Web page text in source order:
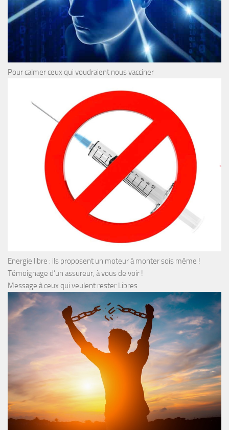
Pour calmer ceux qui voudraient nous vacciner
Energie libre : ils proposent un moteur à monter sois même !
Témoignage d’un assureur, à vous de voir !
Message à ceux qui veulent rester Libres